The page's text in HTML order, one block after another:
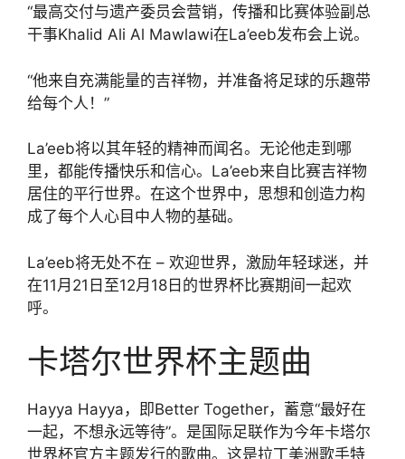
“最高交付与遗产委员会营销，传播和比赛体验副总
干事Khalid Ali Al Mawlawi在La’eeb发布会上说。
“他来自充满能量的吉祥物，并准备将足球的乐趣带
给每个人！”
La’eeb将以其年轻的精神而闻名。无论他走到哪
里，都能传播快乐和信心。La’eeb来自比赛吉祥物
居住的平行世界。在这个世界中，思想和创造力构
成了每个人心目中人物的基础。
La’eeb将无处不在 – 欢迎世界，激励年轻球迷，并
在11月21日至12月18日的世界杯比赛期间一起欢
呼。
卡塔尔世界杯主题曲
Hayya Hayya，即Better Together，蓄意“最好在
一起，不想永远等待”。是国际足联作为今年卡塔尔
世界杯官方主题发行的歌曲。这是拉丁美洲歌手特